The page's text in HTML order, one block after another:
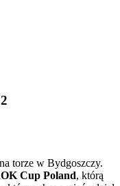
torze w Bydgoszczy.
Cup Poland, którą